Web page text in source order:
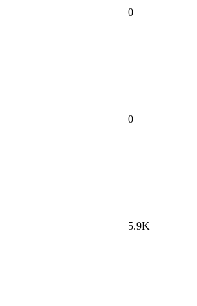
0
0
5.9K